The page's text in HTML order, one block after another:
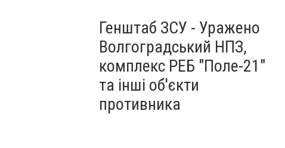
Генштаб ЗСУ - Уражено
Волгоградський НПЗ,
комплекс РЕБ "Поле-21"
та інші об'єкти
противника